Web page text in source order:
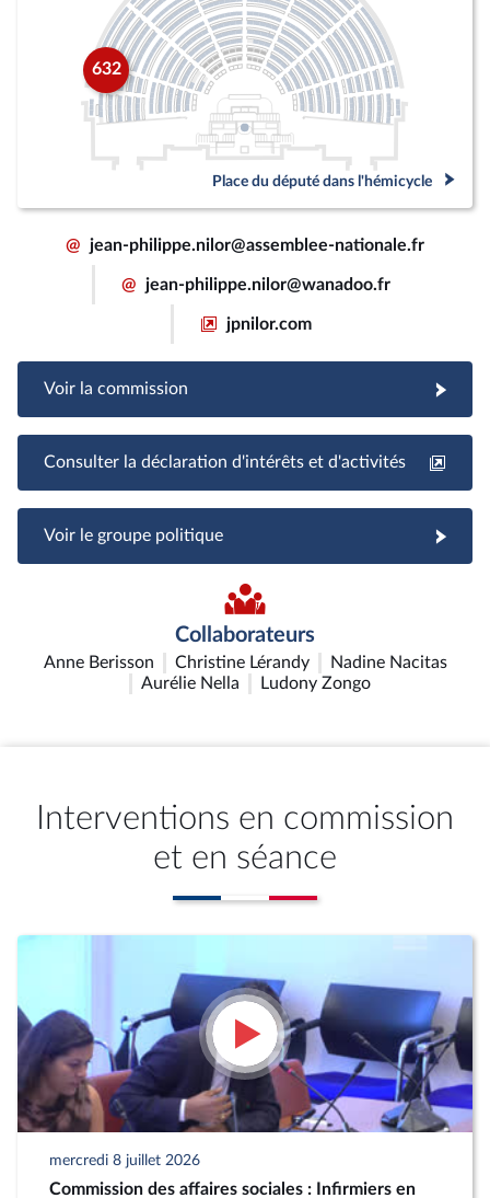
632
Place du député dans l'hémicycle
@ jean-philippe.nilor@assemblee-nationale.fr
@ jean-philippe.nilor@wanadoo.fr
jpnilor.com
Voir la commission
Consulter la déclaration d'intérêts et d'activités
Voir le groupe politique
Collaborateurs
Anne Berisson Christine Lérandy
Nadine Nacitas
Aurélie Nella
Ludony Zongo
Interventions en commission
et en séance
mercredi 8 juillet 2026
Commission des affaires sociales : Infirmiers en